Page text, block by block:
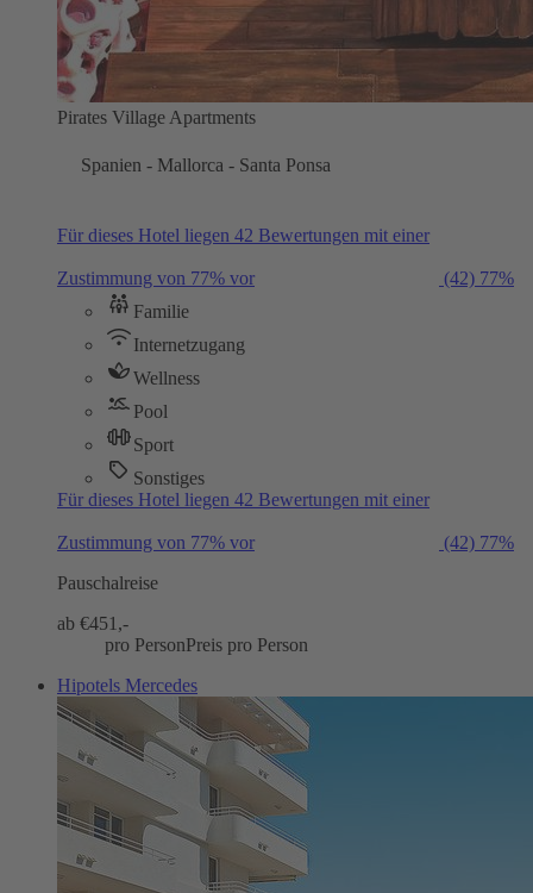
Pirates Village Apartments
Spanien - Mallorca - Santa Ponsa
Für dieses Hotel liegen 42 Bewertungen mit einer
Zustimmung von 77% vor (42) 77%
Familie
Internetzugang
Wellness
Pool
Sport
Sonstiges
Für dieses Hotel liegen 42 Bewertungen mit einer
Zustimmung von 77% vor (42) 77%
Pauschalreise
ab €451,-
pro PersonPreis pro Person
Hipotels Mercedes